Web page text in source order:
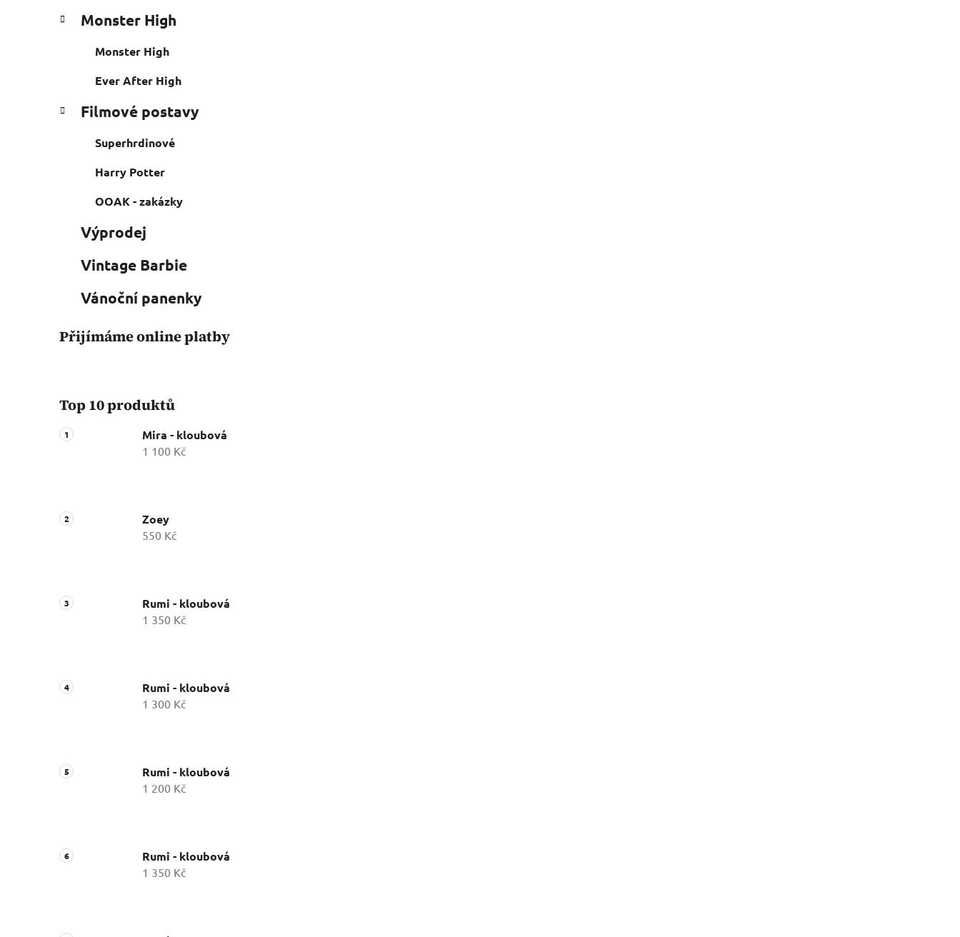
Monster High
Monster High
Ever After High
Filmové postavy
Superhrdinové
Harry Potter
OOAK - zakázky
Výprodej
Vintage Barbie
Vánoční panenky
Přijímáme online platby
Top 10 produktů
Mira - kloubová
1 100 Kč
Zoey
550 Kč
Rumi - kloubová
1 350 Kč
Rumi - kloubová
1 300 Kč
Rumi - kloubová
1 200 Kč
Rumi - kloubová
1 350 Kč